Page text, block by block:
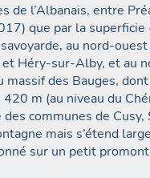
de l’Albanais, entre
que par la
au nord-
Héry-sur-Alby, et au
des Bauges,
m (au niveau du
communes de
mais s’étend
sur un petit